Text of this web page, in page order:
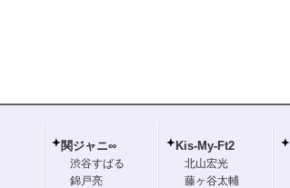
関ジャニ∞
渋谷すばる
錦戸亮
Kis-My-Ft2
北山宏光
藤ヶ谷太輔